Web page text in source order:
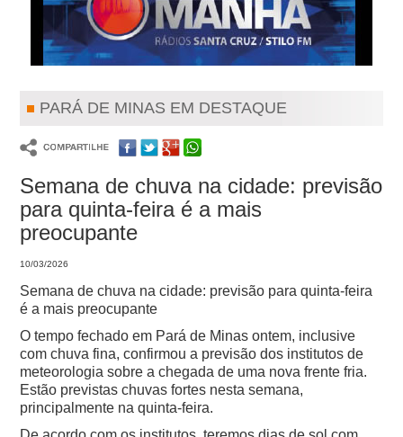
PARÁ DE MINAS EM DESTAQUE
Semana de chuva na cidade: previsão
para quinta-feira é a mais
preocupante
10/03/2026
Semana de chuva na cidade: previsão para quinta-feira
é a mais preocupante
O tempo fechado em Pará de Minas ontem, inclusive
com chuva fina, confirmou a previsão dos institutos de
meteorologia sobre a chegada de uma nova frente fria.
Estão previstas chuvas fortes nesta semana,
principalmente na quinta-feira.